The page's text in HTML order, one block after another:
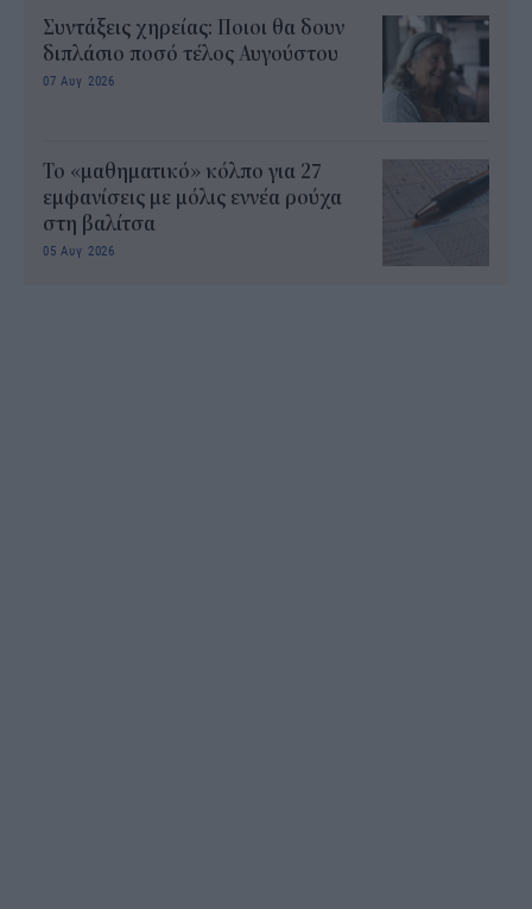
Συντάξεις χηρείας: Ποιοι θα δουν
διπλάσιο ποσό τέλος Αυγούστου
07 Αυγ 2026
Το «μαθηματικό» κόλπο για 27
εμφανίσεις με μόλις εννέα ρούχα
στη βαλίτσα
05 Αυγ 2026